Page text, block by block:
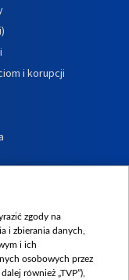
i korupcji
zgody na
i zbierania danych,
i ich
osobowych przez
również „TVP”),